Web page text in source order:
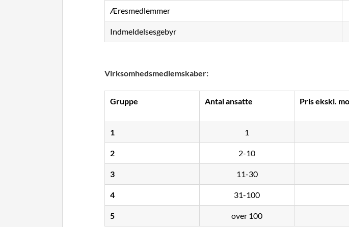
Æresmedlemmer
Indmeldelsesgebyr
Virksomhedsmedlemskaber:
Gruppe Antal ansatte Pris ekskl.
1 1
2 2-10
3 11-30
4 31-100
5 over 100